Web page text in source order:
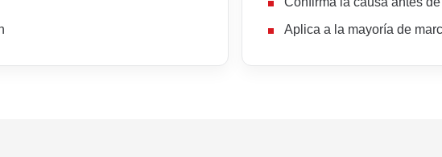
Aplica a la mayoría de